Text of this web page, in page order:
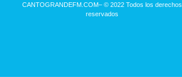
CANTOGRANDEFM.COM– © 2022 Todos los derechos
reservados